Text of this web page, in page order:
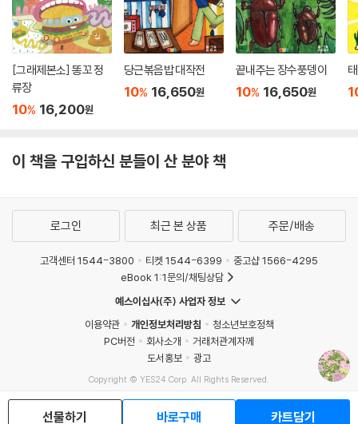
[그래제본소] 똥꼬 정
류장
10% 16,200원
당근볶음밥 대작전
10% 16,650원
끝내주는 장수풍뎅이
10% 16,650원
이 책을 구입하신 분들이 산 분야 책
선물하기 바로구매 카트담기
로그인 최근 본 상품 주문/배송
고객센터 1544-3800 티켓 1544-6399
중고샵 1566-4295
eBook 1:1문의/채팅상담
예스이십사(주) 사업자 정보
이용약관
개인정보처리방침
청소년보호정책
PC버전
회사소개
거래처관계자께
도서홍보
광고
Copyright © YES24 Corp. All Rights Reserved.